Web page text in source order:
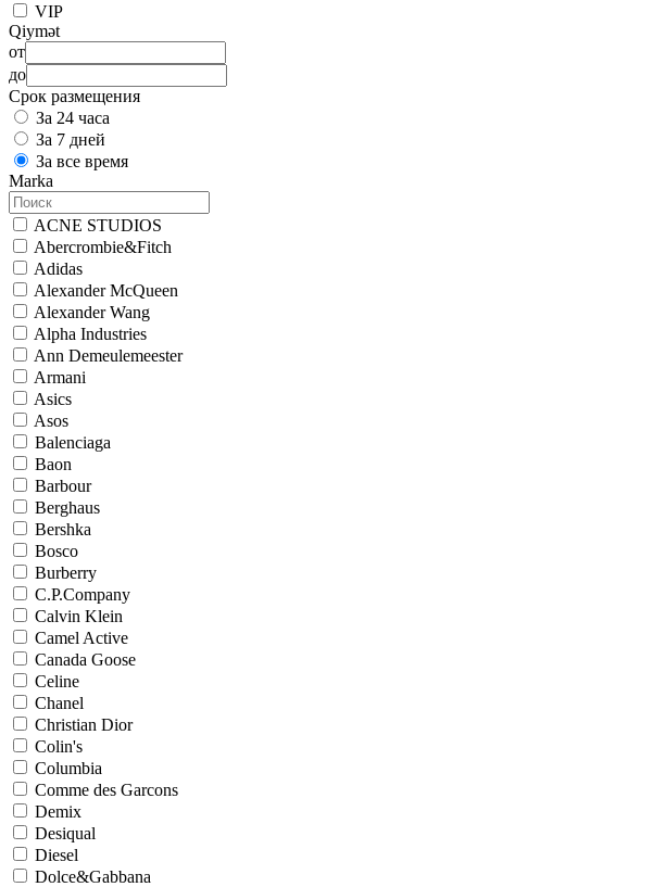
VIP
Qiymət
от
до
Срок размещения
За 24 часа
За 7 дней
За все время
Marka
ACNE STUDIOS
Abercrombie&Fitch
Adidas
Alexander McQueen
Alexander Wang
Alpha Industries
Ann Demeulemeester
Armani
Asics
Asos
Balenciaga
Baon
Barbour
Berghaus
Bershka
Bosco
Burberry
C.P.Company
Calvin Klein
Camel Active
Canada Goose
Celine
Chanel
Christian Dior
Colin's
Columbia
Comme des Garcons
Demix
Desiqual
Diesel
Dolce&Gabbana